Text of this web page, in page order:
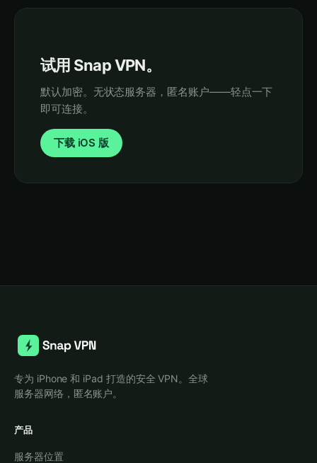
试用 Snap VPN。
默认加密。无状态服务器，匿名账户——轻点一下
即可连接。
下载 iOS 版
专为 iPhone 和 iPad 打造的安全 VPN。全球
服务器网络，匿名账户。
产品
服务器位置